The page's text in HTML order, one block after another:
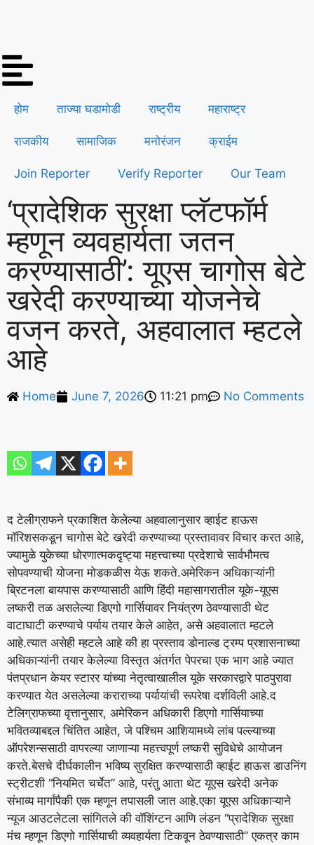
होम ताज्या घडामोडी राष्ट्रीय महाराष्ट्र
राजकीय सामाजिक मनोरंजन क्राईम
Join Reporter Verify Reporter Our Team
‘प्रादेशिक सुरक्षा प्लॅटफॉर्म
म्हणून व्यवहार्यता जतन
करण्यासाठी’: यूएस चागोस बेटे
खरेदी करण्याच्या योजनेचे
वजन करते, अहवालात म्हटले
आहे
Home June 7, 2026 11:21 pm No Comments
द टेलीग्राफने प्रकाशित केलेल्या अहवालानुसार व्हाईट हाऊस
मॉरिशसकडून चागोस बेटे खरेदी करण्याच्या प्रस्तावावर विचार करत आहे,
ज्यामुळे युकेच्या धोरणात्मकदृष्ट्या महत्त्वाच्या प्रदेशाचे सार्वभौमत्व
सोपवण्याची योजना मोडकळीस येऊ शकते.अमेरिकन अधिकाऱ्यांनी
ब्रिटनला बायपास करण्यासाठी आणि हिंदी महासागरातील यूके-यूएस
लष्करी तळ असलेल्या डिएगो गार्सियावर नियंत्रण ठेवण्यासाठी थेट
वाटाघाटी करण्याचे पर्याय तयार केले आहेत, असे अहवालात म्हटले
आहे.त्यात असेही म्हटले आहे की हा प्रस्ताव डोनाल्ड ट्रम्प प्रशासनाच्या
अधिकाऱ्यांनी तयार केलेल्या विस्तृत अंतर्गत पेपरचा एक भाग आहे ज्यात
पंतप्रधान केयर स्टारर यांच्या नेतृत्वाखालील यूके सरकारद्वारे पाठपुरावा
करण्यात येत असलेल्या कराराच्या पर्यायांची रूपरेषा दर्शविली आहे.द
टेलिग्राफच्या वृत्तानुसार, अमेरिकन अधिकारी डिएगो गार्सियाच्या
भवितव्याबद्दल चिंतित आहेत, जे पश्चिम आशियामध्ये लांब पल्ल्याच्या
ऑपरेशन्ससाठी वापरल्या जाणाऱ्या महत्त्वपूर्ण लष्करी सुविधेचे आयोजन
करते.बेसचे दीर्घकालीन भविष्य सुरक्षित करण्यासाठी व्हाईट हाऊस डाउनिंग
स्ट्रीटशी “नियमित चर्चेत” आहे, परंतु आता थेट यूएस खरेदी अनेक
संभाव्य मार्गांपैकी एक म्हणून तपासली जात आहे.एका यूएस अधिकाऱ्याने
न्यूज आउटलेटला सांगितले की वॉशिंग्टन आणि लंडन “प्रादेशिक सुरक्षा
मंच म्हणून डिएगो गार्सियाची व्यवहार्यता टिकवून ठेवण्यासाठी” एकत्र काम